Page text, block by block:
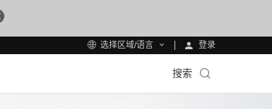
选择区域/语言 登录
搜索